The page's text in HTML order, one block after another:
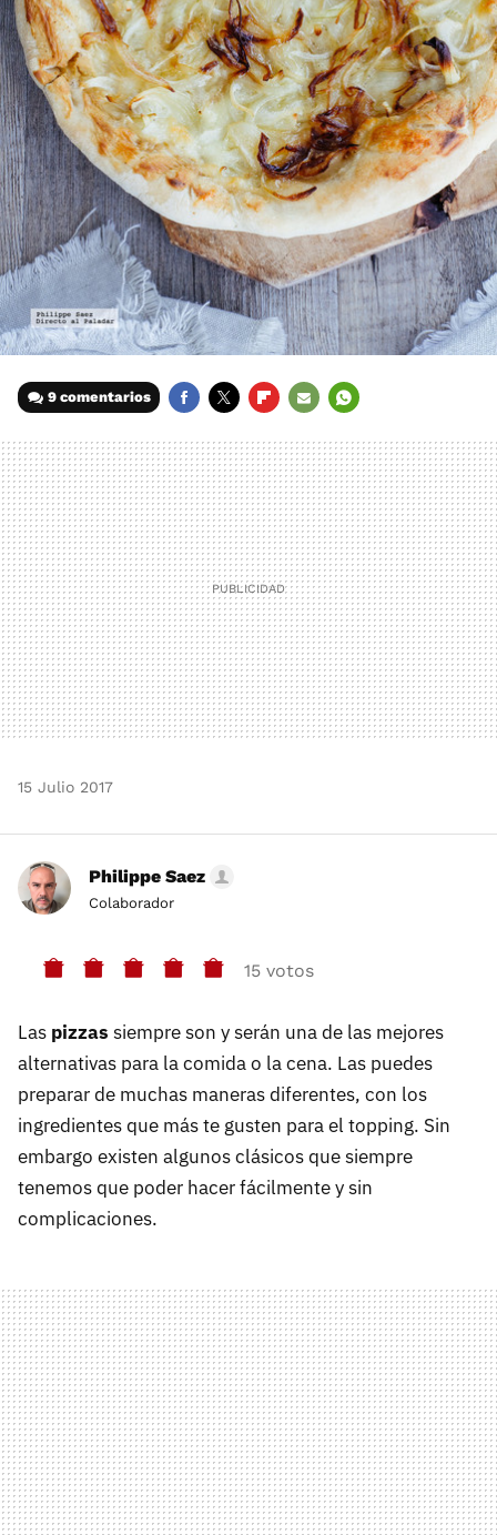
9 comentarios
MAIL
15 Julio 2017
Philippe Saez
Colaborador
15 votos
Las pizzas siempre son y serán una de las mejores
alternativas para la comida o la cena. Las puedes
preparar de muchas maneras diferentes, con los
ingredientes que más te gusten para el topping. Sin
embargo existen algunos clásicos que siempre
tenemos que poder hacer fácilmente y sin
complicaciones.